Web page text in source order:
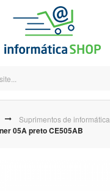
Suprimentos de informática
05A preto CE505AB